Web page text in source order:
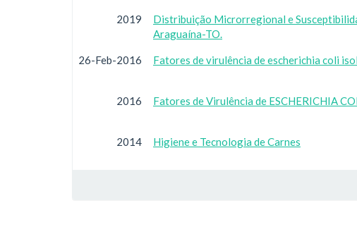
2019
Distribuição Microrregional e
Araguaína-TO.
26-Feb-2016 Fatores de virulência de escherichia coli
2016 Fatores de Virulência de ESCHERICHIA
2014 Higiene e Tecnologia de Carnes